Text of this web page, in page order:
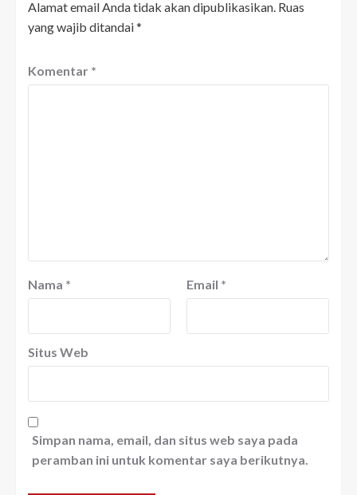
Alamat email Anda tidak akan dipublikasikan. Ruas
yang wajib ditandai*
Komentar *
Nama * Email *
Situs Web
Simpan nama, email, dan situs web saya pada
peramban ini untuk komentar saya berikutnya.